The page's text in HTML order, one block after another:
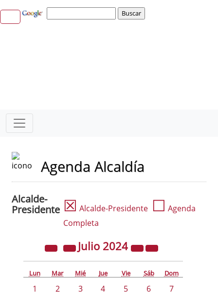
Agenda Alcaldía
Alcalde-
Presidente ☒ Alcalde-Presidente ☐ Agenda
Completa
Julio 2024
Lun Mar Mié Jue Vie Sáb Dom
1 2 3 4 5 6
7